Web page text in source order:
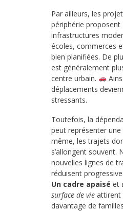
Par ailleurs, les
périphérie proposent
infrastructures
écoles, commerces
bien planifiées. De
est généralement
centre urbain.
déplacements
stressants.
Toutefois, la
peut représenter
même, les trajets
s’allongent souvent.
nouvelles lignes de
réduisent
Un cadre apaisé et
surface de vie attirent
davantage de